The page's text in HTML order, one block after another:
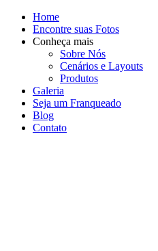
Home
Encontre suas Fotos
Conheça mais
Sobre Nós
Cenários e Layouts
Produtos
Galeria
Seja um Franqueado
Blog
Contato